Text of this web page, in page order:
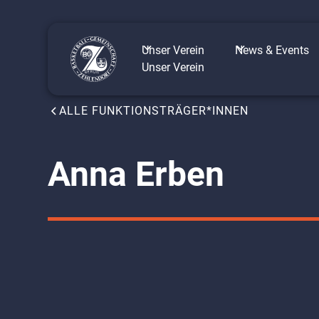
Unser Verein
Unser Verein
News & Events
ALLE FUNKTIONSTRÄGER*INNEN
Anna Erben